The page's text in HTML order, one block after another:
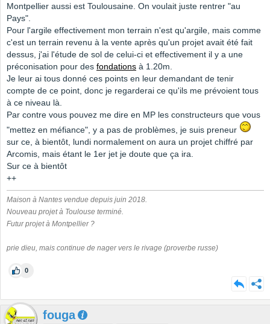
Montpellier aussi est Toulousaine. On voulait juste rentrer "au
Pays".
Pour l'argile effectivement mon terrain n'est qu'argile, mais comme
c'est un terrain revenu à la vente après qu'un projet avait été fait
dessus, j'ai l'étude de sol de celui-ci et effectivement il y a une
préconisation pour des fondations à 1.20m.
Je leur ai tous donné ces points en leur demandant de tenir
compte de ce point, donc je regarderai ce qu'ils me prévoient tous
à ce niveau là.
Par contre vous pouvez me dire en MP les constructeurs que vous
"mettez en méfiance", y a pas de problèmes, je suis preneur
sur ce, à bientôt, lundi normalement on aura un projet chiffré par
Arcomis, mais étant le 1er jet je doute que ça ira.
Sur ce à bientôt
++
Maison à Nantes vendue depuis juin 2018.
Nouveau projet à Toulouse terminé.
Futur projet à Montpellier ?
prie dieu, mais continue de nager vers le rivage (proverbe russe)
0
fouga